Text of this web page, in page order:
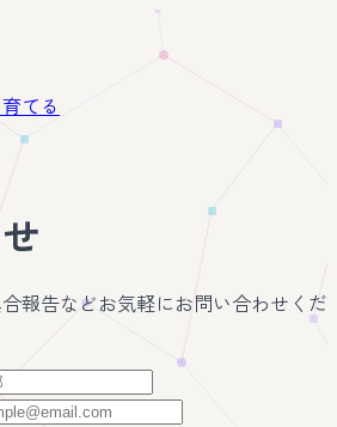
てる
報告などお気軽にお問い合わせくだ